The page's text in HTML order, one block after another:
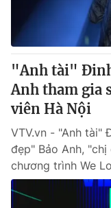
"Anh tài"
Anh tham gia
viên Hà Nội
VTV.vn - "Anh tài"
đẹp" Bảo Anh,
chương trình We